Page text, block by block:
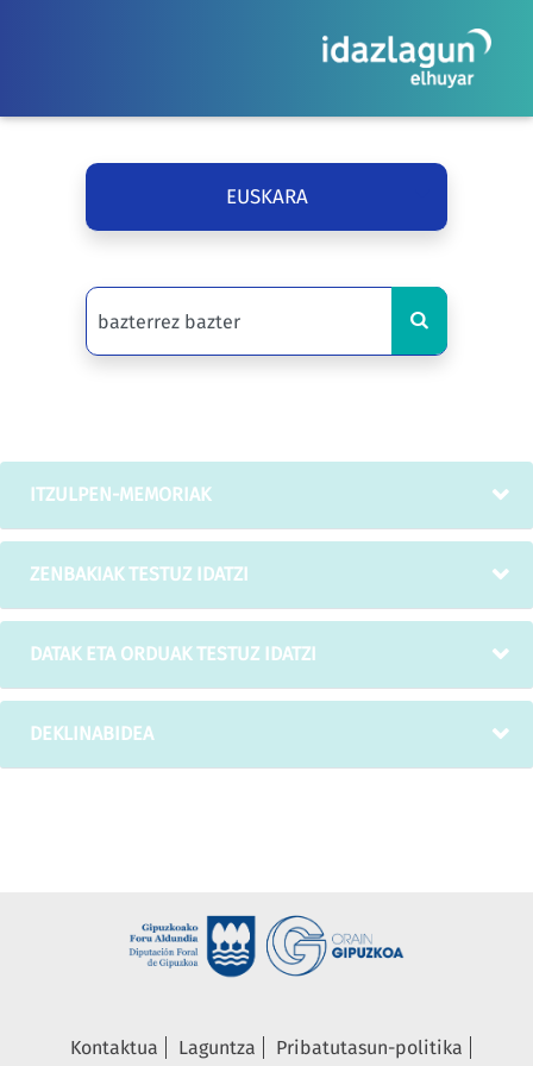
EUSKARA
ITZULPEN-MEMORIAK
ZENBAKIAK TESTUZ IDATZI
DATAK ETA ORDUAK TESTUZ IDATZI
DEKLINABIDEA
Kontaktua Laguntza
Pribatutasun-politika